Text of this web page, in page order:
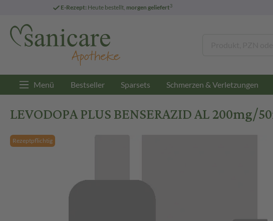
E-Rezept: Heute bestellt, morgen geliefert3
Menü Bestseller Sparsets Schmerzen & Verletzungen
LEVODOPA PLUS BENSERAZID AL 200mg/
Rezeptpflichtig